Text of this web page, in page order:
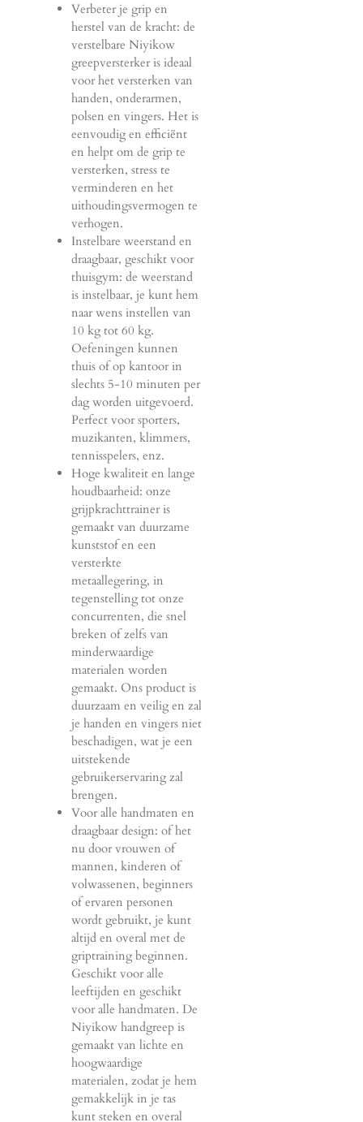
Verbeter je grip en
herstel van de kracht: de
verstelbare Niyikow
greepversterker is ideaal
voor het versterken van
handen, onderarmen,
polsen en vingers. Het is
eenvoudig en efficiënt
en helpt om de grip te
versterken, stress te
verminderen en het
uithoudingsvermogen te
verhogen.
Instelbare weerstand en
draagbaar, geschikt voor
thuisgym: de weerstand
is instelbaar, je kunt hem
naar wens instellen van
10 kg tot 60 kg.
Oefeningen kunnen
thuis of op kantoor in
slechts 5-10 minuten per
dag worden uitgevoerd.
Perfect voor sporters,
muzikanten, klimmers,
tennisspelers, enz.
Hoge kwaliteit en lange
houdbaarheid: onze
grijpkrachttrainer is
gemaakt van duurzame
kunststof en een
versterkte
metaallegering, in
tegenstelling tot onze
concurrenten, die snel
breken of zelfs van
minderwaardige
materialen worden
gemaakt. Ons product is
duurzaam en veilig en zal
je handen en vingers niet
beschadigen, wat je een
uitstekende
gebruikerservaring zal
brengen.
Voor alle handmaten en
draagbaar design: of het
nu door vrouwen of
mannen, kinderen of
volwassenen, beginners
of ervaren personen
wordt gebruikt, je kunt
altijd en overal met de
griptraining beginnen.
Geschikt voor alle
leeftijden en geschikt
voor alle handmaten. De
Niyikow handgreep is
gemaakt van lichte en
hoogwaardige
materialen, zodat je hem
gemakkelijk in je tas
kunt steken en overal